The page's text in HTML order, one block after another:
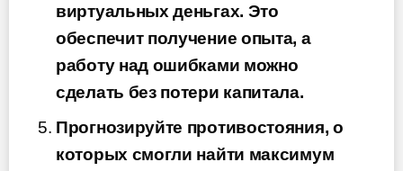
виртуальных деньгах. Это
обеспечит получение опыта, а
работу над ошибками можно
сделать без потери капитала.
Прогнозируйте противостояния, о
которых смогли найти максимум